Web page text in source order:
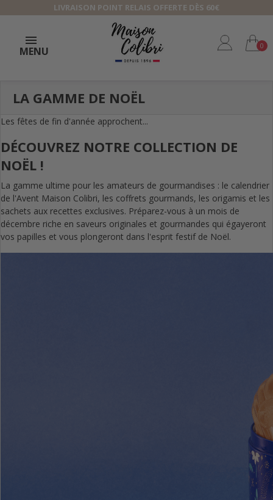
LIVRAISON POINT RELAIS OFFERTE DÈS 60€
MENU 0
LA GAMME DE NOËL
Les fêtes de fin d'année approchent...
DÉCOUVREZ NOTRE COLLECTION DE
NOËL !
La gamme ultime pour les amateurs de gourmandises : le calendrier
de l'Avent Maison Colibri, les coffrets gourmands, les origamis et les
sachets aux recettes exclusives. Préparez-vous à un mois de
décembre riche en saveurs originales et gourmandes qui égayeront
vos papilles et vous plongeront dans l'esprit festif de Noël.